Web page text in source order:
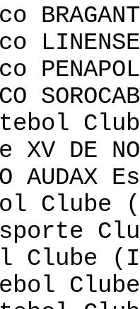
XV DE
Clube